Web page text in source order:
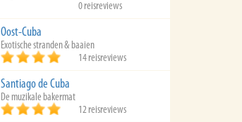
0 reisreviews
Oost-Cuba
Exotische stranden & baaien
14 reisreviews
Santiago de Cuba
De muzikale bakermat
12 reisreviews